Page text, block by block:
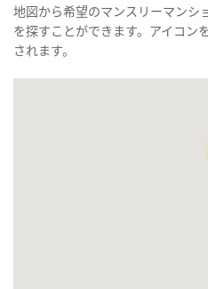
地図から希望のマンスリーマンシ
を探すことができます。アイコン
されます。